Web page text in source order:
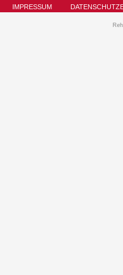
IMPRESSUM